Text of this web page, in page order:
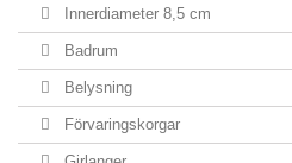
Innerdiameter 8,5 cm
Badrum
Belysning
Förvaringskorgar